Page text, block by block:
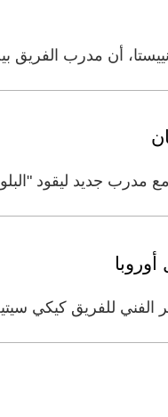
أن مدرب الفريق بيب
مدرب جديد ليقود
الفني للفريق كيكي